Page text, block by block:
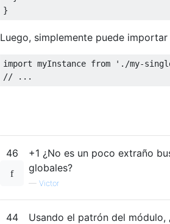
}
Luego, simplemente puede
import myInstance from
'./my-
// ...
46
+1 ¿No es un poco extraño
globales?
— Victor
44
Usando el patrón del